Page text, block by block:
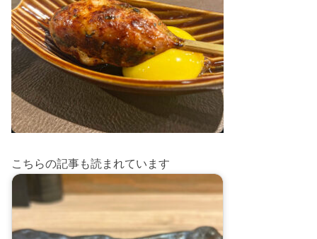
こちらの記事も読まれています